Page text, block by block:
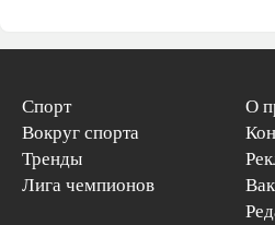
Спорт
Вокруг спорта
Тренды
Лига чемпионов
О